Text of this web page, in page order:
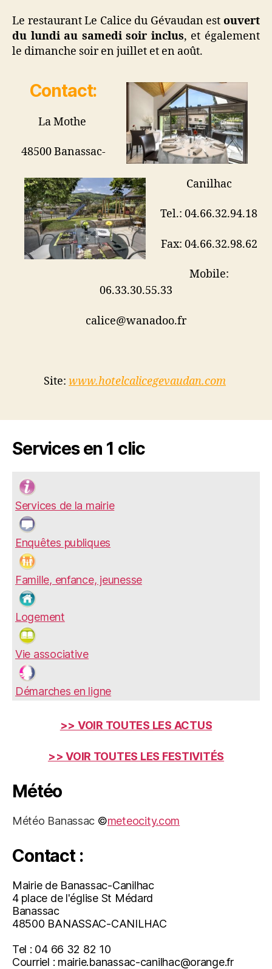
Le restaurant Le Calice du Gévaudan est ouvert
du lundi au samedi soir inclus, et également
le dimanche soir en juillet et en août.
Contact:
La Mothe
48500 Banassac-
Canilhac
Tel.: 04.66.32.94.18
Fax: 04.66.32.98.62
Mobile:
06.33.30.55.33
calice@wanadoo.fr
Site: www.hotelcalicegevaudan.com
Services en 1 clic
Services de la mairie
Enquêtes publiques
Famille, enfance, jeunesse
Logement
Vie associative
Démarches en ligne
>> VOIR TOUTES LES ACTUS
>> VOIR TOUTES LES FESTIVITÉS
Météo
Météo Banassac ©meteocity.com
Contact :
Mairie de Banassac-Canilhac
4 place de l'église St Médard
Banassac
48500 BANASSAC-CANILHAC
Tel : 04 66 32 82 10
Courriel : mairie.banassac-canilhac@orange.fr